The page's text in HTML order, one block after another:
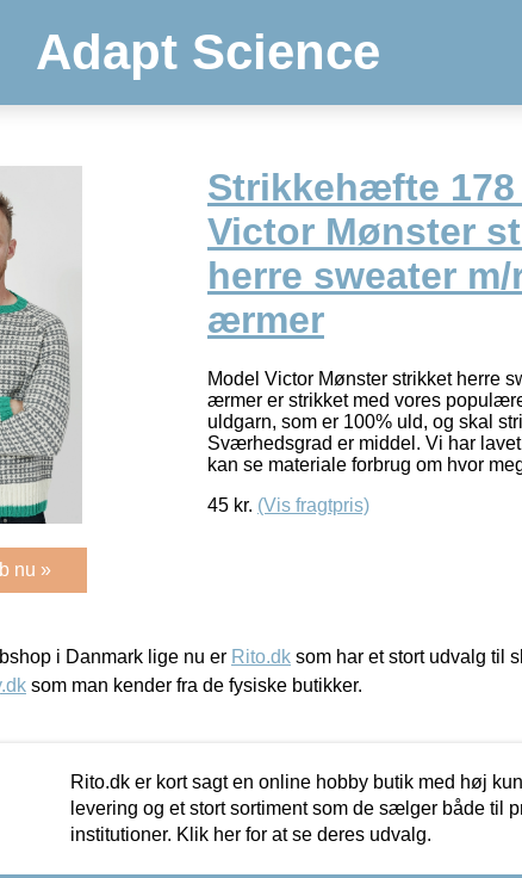
Adapt Science
Strikkehæfte 178
Victor Mønster
herre sweater
ærmer
Model Victor Mønster strikket herre
ærmer er strikket med vores
uldgarn, som er 100% uld, og skal
Sværhedsgrad er middel. Vi har
kan se materiale forbrug om hvor
45 kr. (Vis fragtpris)
nu »
i Danmark lige nu er Rito.dk som har et stort udvalg til
som man kender fra de fysiske butikker.
Rito.dk er kort sagt en online hobby butik med høj
levering og et stort sortiment som de sælger både til
institutioner. Klik her for at se deres udvalg.